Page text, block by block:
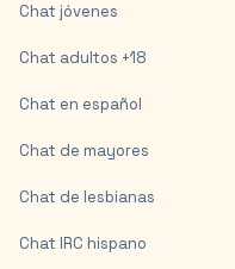
Chat jóvenes
Chat adultos +18
Chat en español
Chat de mayores
Chat de lesbianas
Chat IRC hispano